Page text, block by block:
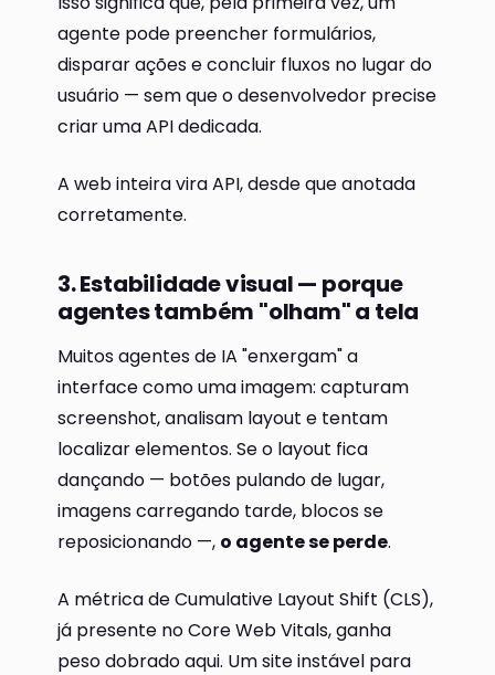
agente pode preencher formulários,
disparar ações e concluir fluxos no lugar do
usuário — sem que o desenvolvedor precise
criar uma API dedicada.
A web inteira vira API, desde que anotada
corretamente.
3. Estabilidade visual — porque
agentes também "olham" a tela
Muitos agentes de IA "enxergam" a
interface como uma imagem: capturam
screenshot, analisam layout e tentam
localizar elementos. Se o layout fica
dançando — botões pulando de lugar,
imagens carregando tarde, blocos se
reposicionando —, o agente se perde.
A métrica de Cumulative Layout Shift (CLS),
já presente no Core Web Vitals, ganha
peso dobrado aqui. Um site instável para